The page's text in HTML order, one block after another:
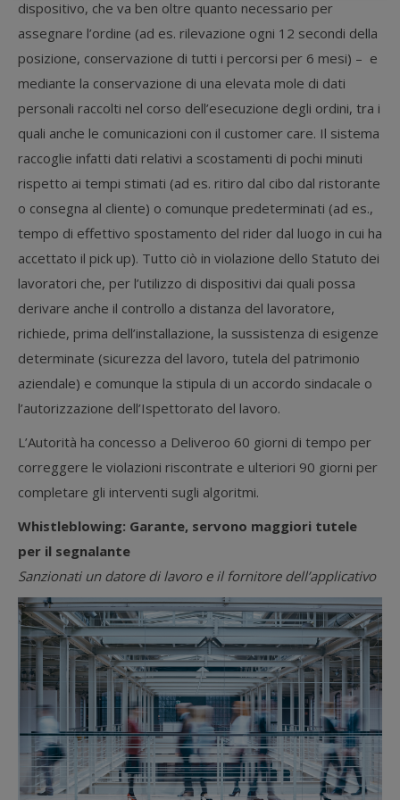
dispositivo, che va ben oltre quanto necessario per
assegnare l’ordine (ad es. rilevazione ogni 12 secondi della
posizione, conservazione di tutti i percorsi per 6 mesi) – e
mediante la conservazione di una elevata mole di dati
personali raccolti nel corso dell’esecuzione degli ordini, tra i
quali anche le comunicazioni con il customer care. Il sistema
raccoglie infatti dati relativi a scostamenti di pochi minuti
rispetto ai tempi stimati (ad es. ritiro dal cibo dal ristorante
o consegna al cliente) o comunque predeterminati (ad es.,
tempo di effettivo spostamento del rider dal luogo in cui ha
accettato il pick up). Tutto ciò in violazione dello Statuto dei
lavoratori che, per l’utilizzo di dispositivi dai quali possa
derivare anche il controllo a distanza del lavoratore,
richiede, prima dell’installazione, la sussistenza di esigenze
determinate (sicurezza del lavoro, tutela del patrimonio
aziendale) e comunque la stipula di un accordo sindacale o
l’autorizzazione dell’Ispettorato del lavoro.
L’Autorità ha concesso a Deliveroo 60 giorni di tempo per
correggere le violazioni riscontrate e ulteriori 90 giorni per
completare gli interventi sugli algoritmi.
Whistleblowing: Garante, servono maggiori tutele
per il segnalante
Sanzionati un datore di lavoro e il fornitore dell’applicativo